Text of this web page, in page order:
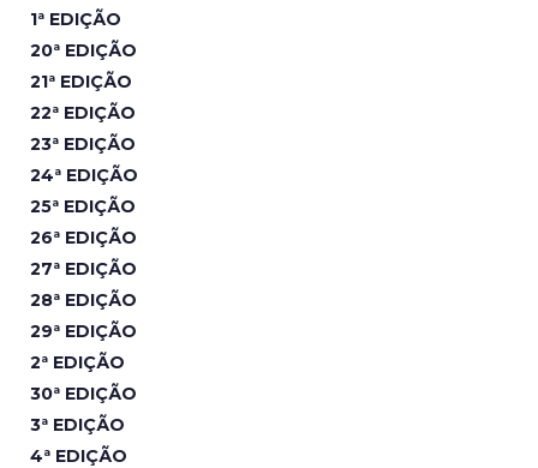
1ª EDIÇÃO
20ª EDIÇÃO
21ª EDIÇÃO
22ª EDIÇÃO
23ª EDIÇÃO
24ª EDIÇÃO
25ª EDIÇÃO
26ª EDIÇÃO
27ª EDIÇÃO
28ª EDIÇÃO
29ª EDIÇÃO
2ª EDIÇÃO
30ª EDIÇÃO
3ª EDIÇÃO
4ª EDIÇÃO